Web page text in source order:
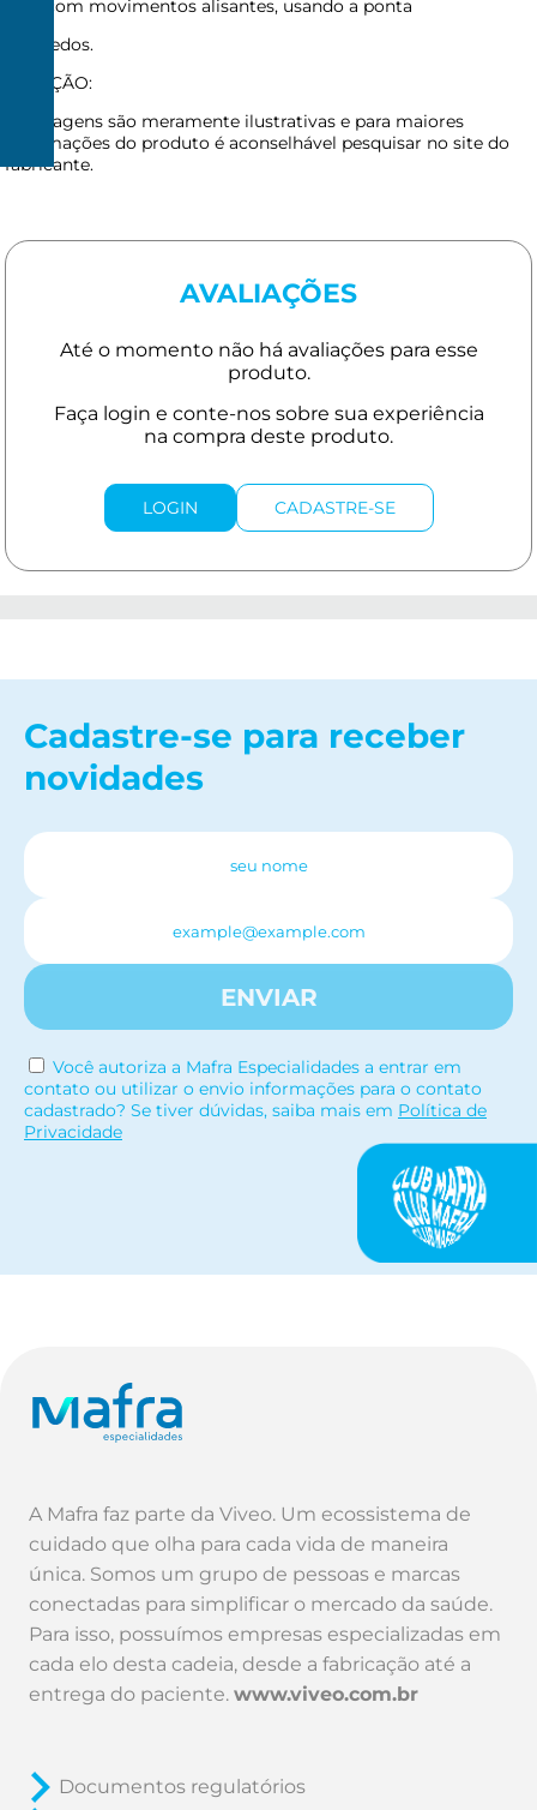
fora, com movimentos alisantes, usando a ponta
dos dedos.
ATENÇÃO:
As imagens são meramente ilustrativas e para maiores
informações do produto é aconselhável pesquisar no site do
fabricante.
AVALIAÇÕES
LOGIN CADASTRE-SE
Cadastre-se para receber
novidades
ENVIAR
Você autoriza a Mafra Especialidades a entrar em
contato ou utilizar o envio informações para o contato
cadastrado? Se tiver dúvidas, saiba mais em Política de
Privacidade
A Mafra faz parte da Viveo. Um ecossistema de
cuidado que olha para cada vida de maneira
única. Somos um grupo de pessoas e marcas
conectadas para simplificar o mercado da saúde.
Para isso, possuímos empresas especializadas em
cada elo desta cadeia, desde a fabricação até a
entrega do paciente.www.viveo.com.br
Documentos regulatórios
R$
R$